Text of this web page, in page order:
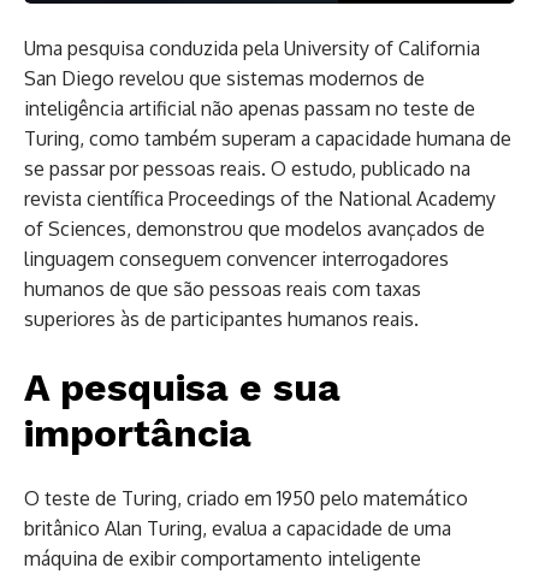
Uma pesquisa conduzida pela University of California
San Diego revelou que sistemas modernos de
inteligência artificial não apenas passam no teste de
Turing, como também superam a capacidade humana de
se passar por pessoas reais. O estudo, publicado na
revista científica Proceedings of the National Academy
of Sciences, demonstrou que modelos avançados de
linguagem conseguem convencer interrogadores
humanos de que são pessoas reais com taxas
superiores às de participantes humanos reais.
A pesquisa e sua
importância
O teste de Turing, criado em 1950 pelo matemático
britânico Alan Turing, evalua a capacidade de uma
máquina de exibir comportamento inteligente